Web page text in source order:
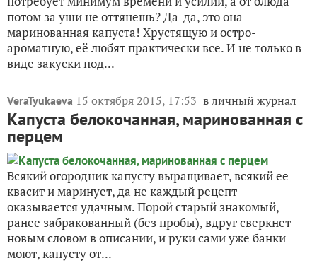
потом за уши не оттянешь? Да-да, это она —
маринованная капуста! Хрустящую и остро-
ароматную, её любят практически все. И не только в
виде закуски под...
VeraTyukaeva 15 октября 2015, 17:53 в личный журнал
Капуста белокочанная, маринованная с
перцем
Всякий огородник капусту выращивает, всякий ее
квасит и маринует, да не каждый рецепт
оказывается удачным. Порой старый знакомый,
ранее забракованный (без пробы), вдруг сверкнет
новым словом в описании, и руки сами уже банки
моют, капусту от...